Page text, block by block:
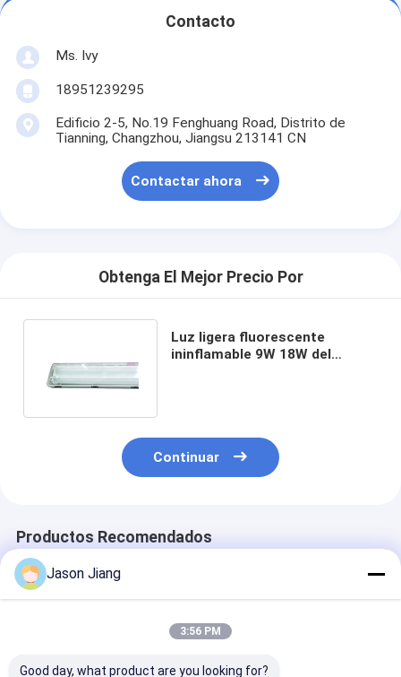
Contacto
Ms. Ivy
18951239295
Edificio 2-5, No.19 Fenghuang Road, Distrito de
Tianning, Changzhou, Jiangsu 213141 CN
Contactar ahora
Obtenga El Mejor Precio Por
Luz ligera fluorescente
ininflamable 9W 18W del
Continuar
Productos Recomendados
Jason Jiang
3:56 PM
Good day, what product are you looking for?